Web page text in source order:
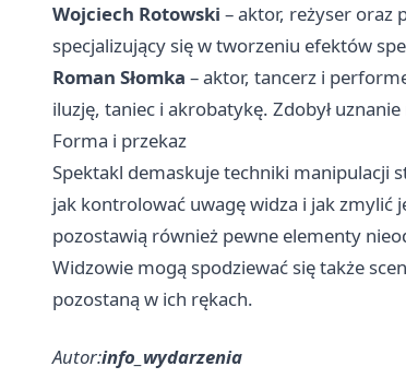
Wojciech Rotowski – aktor, reżyser oraz
specjalizujący się w tworzeniu efektów
Roman Słomka – aktor, tancerz i
iluzję, taniec i akrobatykę. Zdobył
Forma i przekaz
Spektakl demaskuje techniki manipulacji
jak kontrolować uwagę widza i jak zmylić
pozostawią również pewne elementy
Widzowie mogą spodziewać się także
pozostaną w ich rękach.
Autor:info_wydarzenia